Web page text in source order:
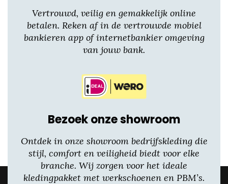
Vertrouwd, veilig en gemakkelijk online
betalen. Reken af in de vertrouwde mobiel
bankieren app of internetbankier omgeving
van jouw bank.
Bezoek onze showroom
Ontdek in onze showroom bedrijfskleding die
stijl, comfort en veiligheid biedt voor elke
branche. Wij zorgen voor het ideale
kledingpakket met werkschoenen en PBM’s.